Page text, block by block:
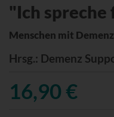
"Ich
Menschen mit
Hrsg.: Demenz
16,90 €